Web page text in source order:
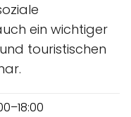
ein wichtiger
touristischen